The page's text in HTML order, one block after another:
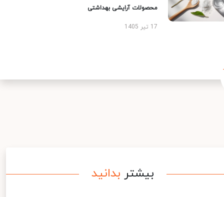
محصولات آرایشی بهداشتی
17 تیر 1405
بیشتر بدانید